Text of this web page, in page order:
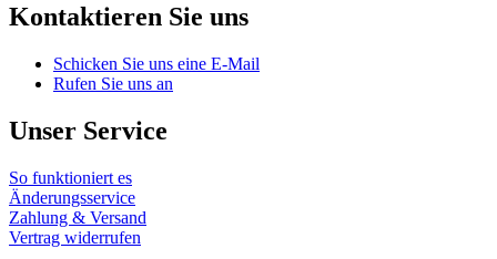
Kontaktieren Sie uns
Schicken Sie uns eine E-Mail
Rufen Sie uns an
Unser Service
So funktioniert es
Änderungsservice
Zahlung & Versand
Vertrag widerrufen